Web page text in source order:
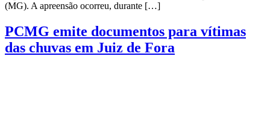
(MG). A apreensão ocorreu, durante […]
PCMG emite documentos para vítimas
das chuvas em Juiz de Fora